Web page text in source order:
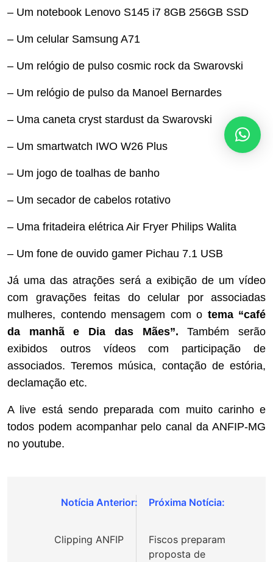
– Um notebook Lenovo S145 i7 8GB 256GB SSD
– Um celular Samsung A71
– Um relógio de pulso cosmic rock da Swarovski
– Um relógio de pulso da Manoel Bernardes
– Uma caneta cryst stardust da Swarovski
– Um smartwatch IWO W26 Plus
– Um jogo de toalhas de banho
– Um secador de cabelos rotativo
– Uma fritadeira elétrica Air Fryer Philips Walita
– Um fone de ouvido gamer Pichau 7.1 USB
Já uma das atrações será a exibição de um vídeo
com gravações feitas do celular por associadas
mulheres, contendo mensagem com o tema “café
da manhã e Dia das Mães”.Também serão
exibidos outros vídeos com participação de
associados. Teremos música, contação de estória,
declamação etc.
A live está sendo preparada com muito carinho e
todos podem acompanhar pelo canal da ANFIP-MG
no youtube.
Navegação
Clipping ANFIP
Fiscos preparam
proposta de